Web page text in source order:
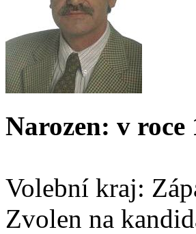
Narozen: v roce
Volební kraj:
Zvolen na